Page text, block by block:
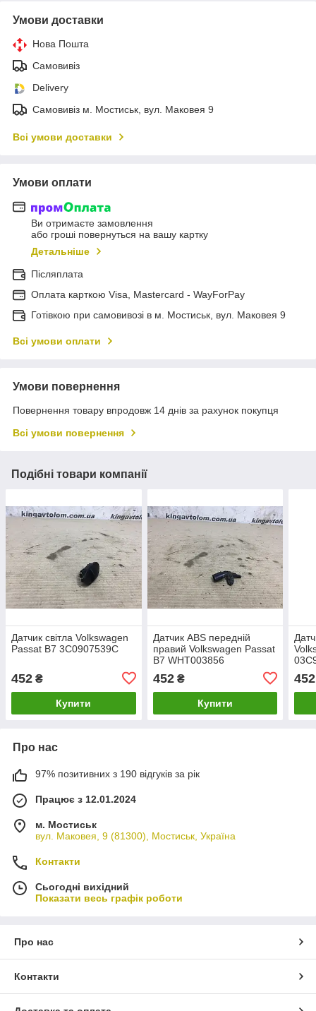
Умови доставки
Нова Пошта
Самовивіз
Delivery
Самовивіз м. Мостиськ, вул. Маковея 9
Всі умови доставки
Умови оплати
Ви отримаєте замовлення
або гроші повернуться на вашу картку
Детальніше
Післяплата
Оплата карткою Visa, Mastercard - WayForPay
Готівкою при самовивозі в м. Мостиськ, вул. Маковея 9
Всі умови оплати
Умови повернення
Повернення товару впродовж 14 днів за рахунок покупця
Всі умови повернення
Подібні товари компанії
Датчик світла Volkswagen
Passat B7 3C0907539C
452 ₴
Купити
Датчик ABS передній
правий Volkswagen Passat
B7 WHT003856
452₴
Купити
452
Про нас
97% позитивних з 190 відгуків за рік
Працює з 12.01.2024
м. Мостиськ
вул. Маковея, 9 (81300), Мостиськ, Україна
Контакти
Сьогодні вихідний
Показати весь графік роботи
Про нас
Контакти